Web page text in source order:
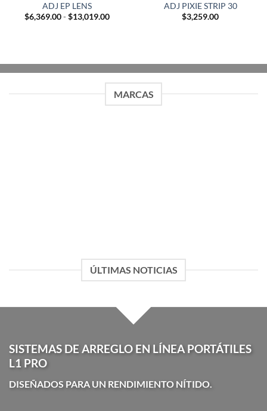
ADJ EP LENS
$6,369.00 - $13,019.00Rango
$13,019.00
ADJ PIXIE STRIP 30
$3,259.00
MARCAS
ÚLTIMAS NOTICIAS
SISTEMAS DE ARREGLO EN LÍNEA PORTÁTILES
L1 PRO
DISEÑADOS PARA UN RENDIMIENTO NÍTIDO.